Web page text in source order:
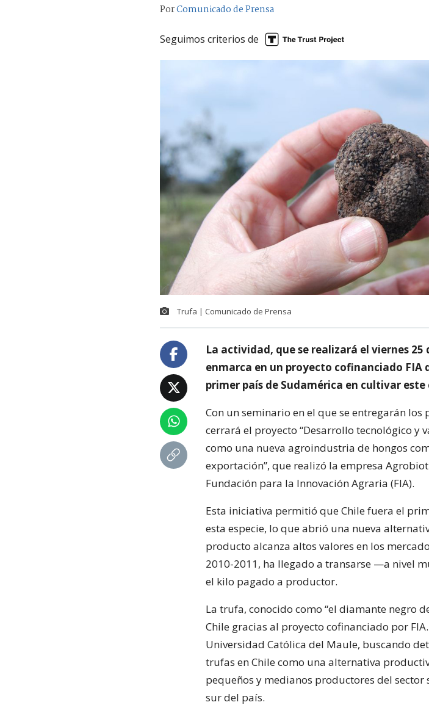
PorComunicado de Prensa
Seguimos criterios de
Trufa | Comunicado de Prensa
La actividad, que se realizará el viernes 25
enmarca en un proyecto cofinanciado FIA
primer país de Sudamérica en cultivar
Con un seminario en el que se entregarán
cerrará el proyecto “Desarrollo tecnológico y
como una nueva agroindustria de hongos
exportación”, que realizó la empresa
Fundación para la Innovación Agraria (FIA).
Esta iniciativa permitió que Chile fuera el
esta especie, lo que abrió una nueva
producto alcanza altos valores en los
2010-2011, ha llegado a transarse —a nivel
el kilo pagado a productor.
La trufa, conocido como “el diamante negro
Chile gracias al proyecto cofinanciado por
Universidad Católica del Maule, buscando
trufas en Chile como una alternativa
pequeños y medianos productores del
sur del país.